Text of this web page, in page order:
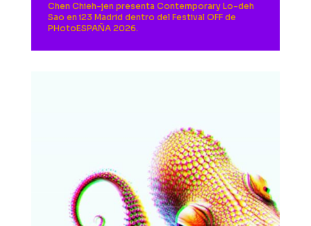
Chen Chieh-jen presenta Contemporary Lo-deh
Sao en i23 Madrid dentro del Festival OFF de
PHotoESPAÑA 2026.